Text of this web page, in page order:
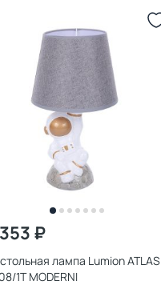
₽
лампа Lumion ATLAS
1T MODERNI